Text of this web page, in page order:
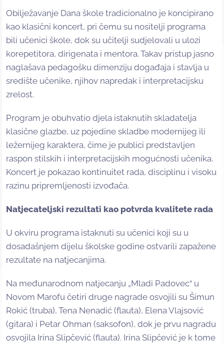
Obilježavanje Dana škole tradicionalno je koncipirano
kao klasični koncert, pri čemu su nositelji programa
bili učenici škole, dok su učitelji sudjelovali u ulozi
korepetitora, dirigenata i mentora. Takav pristup jasno
naglašava pedagošku dimenziju događaja i stavlja u
središte učenike, njihov napredak i interpretacijsku
zrelost.
Program je obuhvatio djela istaknutih skladatelja
klasične glazbe, uz pojedine skladbe modernijeg ili
ležernijeg karaktera, čime je publici predstavljen
raspon stilskih i interpretacijskih mogućnosti učenika.
Koncert je pokazao kontinuitet rada, disciplinu i visoku
razinu pripremljenosti izvođača.
Natjecateljski rezultati kao potvrda kvalitete rada
U okviru programa istaknuti su učenici koji su u
dosadašnjem dijelu školske godine ostvarili zapažene
rezultate na natjecanjima.
Na međunarodnom natjecanju „Mladi Padovec“ u
Novom Marofu četiri druge nagrade osvojili su Šimun
Rokić (truba), Tena Nenadić (flauta), Elena Vlajsović
(gitara) i Petar Ohman (saksofon), dok je prvu nagradu
osvojila Irina Slipčević (flauta). Irina Slipčević je k tome